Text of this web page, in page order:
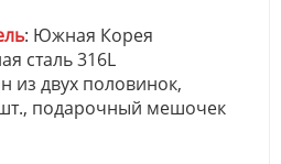
: Южная Корея
сталь 316L
из двух половинок,
подарочный мешочек